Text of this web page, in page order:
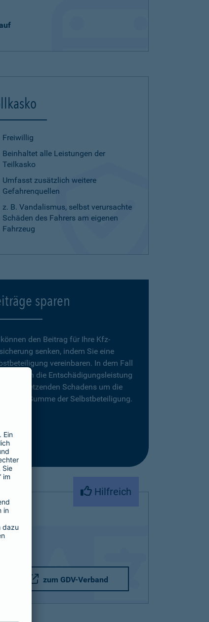
Freiwillig
Beinhaltet alle Leistungen der
Teilkasko
Umfasst zusätzlich weitere
Gefahrenquellen
z. B. Vandalismus, selbst verursachte
Schäden des Fahrers am eigenen
Fahrzeug
sparen
den Beitrag für Ihre Kfz-
senken, indem Sie eine
vereinbaren. In dem Fall
sich die Entschädigungsleistung
zu ersetzenden Schadens um die
Summe der Selbstbeteiligung.
Hilfreich
zum GDV-Verband